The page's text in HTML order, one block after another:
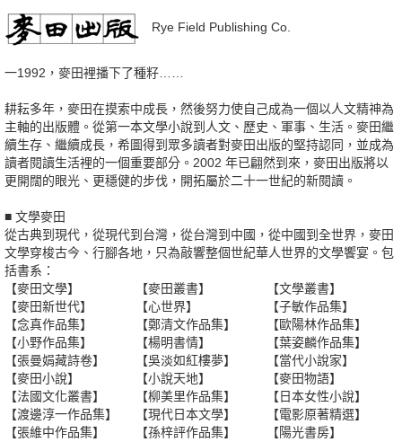
Rye Field Publishing Co.
一1992，麥田裡播下了種籽……
耕耘多年，麥田在摸索中成長，然後努力使自己成為一個以人文精神為
主軸的出版體。從第一本文學小說到人文、歷史、軍事、生活。麥田繼
續生存、繼續成長，希圖得到眾多讀者對麥田出版的堅持認同，並成為
讀者閱讀生活裡的一個重要部分。2002 年已翩然到來，麥田出版將以
更開闊的眼光、更穩健的步伐，開拓屬於二十一世紀的新閱讀。
■ 文學麥田
從古典到現代，從現代到台灣，從台灣到中國，從中國到全世界，麥田
文學穿梭古今、行腳各地，只為敲響整個世紀華人世界的文學饗宴。包
括書系：
【麥田文學】
【麥田叢書】
【文學叢書】
【麥田新世代】
【心世界】
【子敏作品集】
【念真作品集】
【鄭清文作品集】
【歐陽林作品集】
【小野作品集】
【楊明書情】
【葉姿麟作品集】
【張曼娟藏詩卷】
【吳淡如紅樓夢】
【當代小說家】
【麥田小說】
【小說天地】
【麥田物語】
【法國文化叢書】
【柳美里作品集】
【日本女性小說】
【渡邊淳一作品集】
【現代日本文學】
【電影原著精選】
【張維中作品集】
【孫梓評作品集】
【陽光書房】